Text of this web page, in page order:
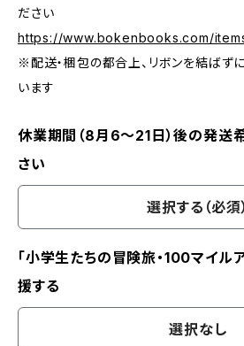
ださい
https://www.bokenbooks.com/
※配送・梱包の都合上、リボンを結ばず
います
休業期間（8月6〜21日）後の発送
さい
選択する（必須）
「小学生たちの冒険旅・100マイル
援する
選択なし